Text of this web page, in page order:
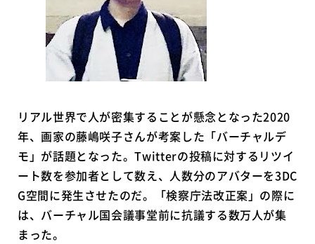
リアル世界で人が密集することが懸念となった2020
年、画家の藤嶋咲子さんが考案した「バーチャルデ
モ」が話題となった。Twitterの投稿に対するリツイ
ート数を参加者として数え、人数分のアバターを3DC
G空間に発生させたのだ。「検察庁法改正案」の際に
は、バーチャル国会議事堂前に抗議する数万人が集
まった。